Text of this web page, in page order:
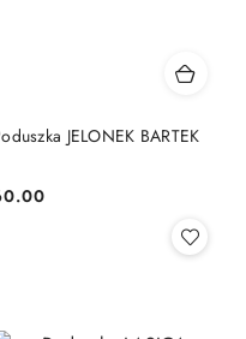
JELONEK BARTEK